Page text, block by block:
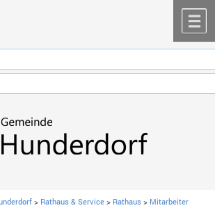
> Rathaus & Service > Rathaus > Mitarbeiter